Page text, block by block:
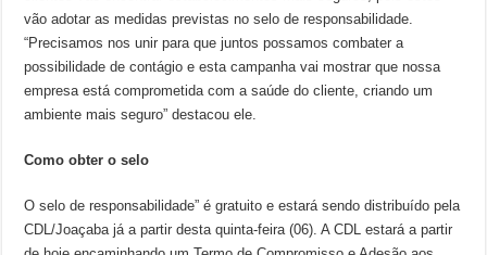
vão adotar as medidas previstas no selo de responsabilidade.
“Precisamos nos unir para que juntos possamos combater a
possibilidade de contágio e esta campanha vai mostrar que nossa
empresa está comprometida com a saúde do cliente, criando um
ambiente mais seguro” destacou ele.
Como obter o selo
O selo de responsabilidade” é gratuito e estará sendo distribuído pela
CDL/Joaçaba já a partir desta quinta-feira (06). A CDL estará a partir